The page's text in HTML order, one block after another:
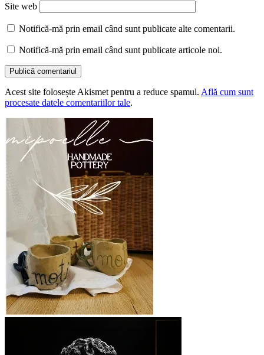
Site web
Notifică-mă prin email când sunt publicate alte comentarii.
Notifică-mă prin email când sunt publicate articole noi.
Acest site folosește Akismet pentru a reduce spamul. Află cum sunt
procesate datele comentariilor tale.